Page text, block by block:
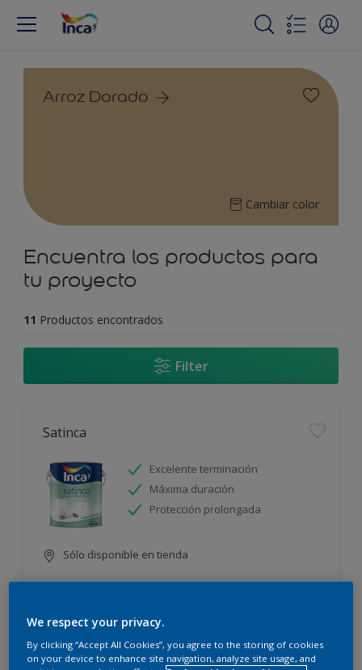
Arroz Dorado
Cambiar color
Encuentra los productos para
tu proyecto
11 Productos encontrados
Filter
Satinca
Excelente terminación
Máxima duración
Protección prolongada
Sólo disponible en tienda
We respect your privacy.
By clicking “Accept All Cookies”, you agree to the storing of cookies
on your device to enhance site navigation, analyze site usage, and